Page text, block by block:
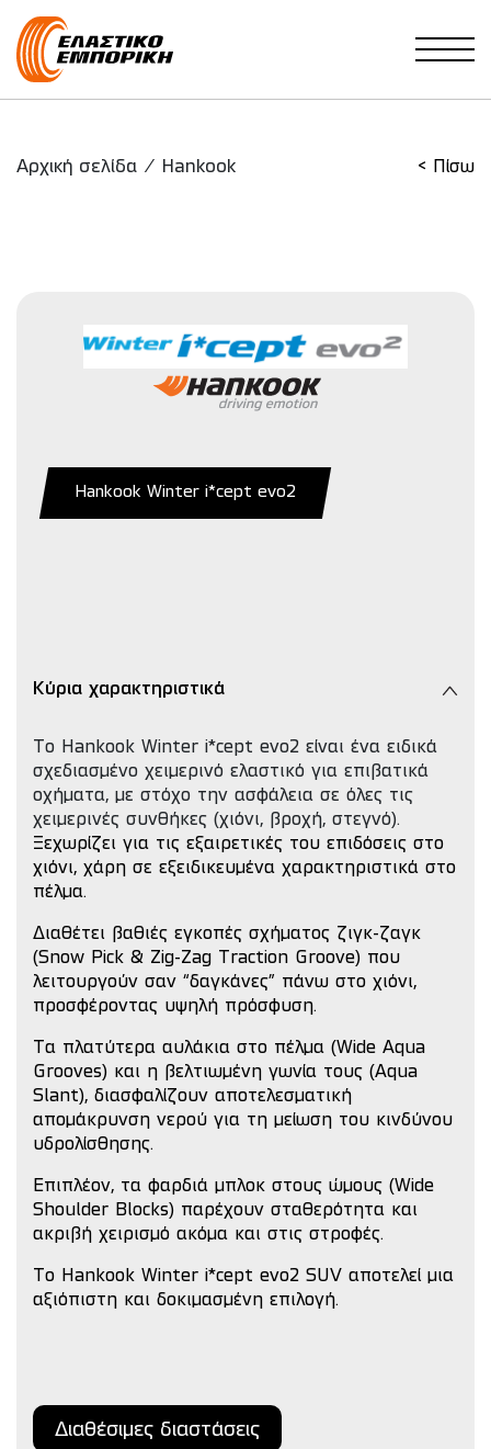
Main Navigation
Αρχική σελίδα / Hankook < Πίσω
Hankook Winter i*cept evo2
Κύρια χαρακτηριστικά
Το Hankook Winter i*cept evo2 είναι ένα ειδικά
σχεδιασμένο χειμερινό ελαστικό για επιβατικά
οχήματα, με στόχο την ασφάλεια σε όλες τις
χειμερινές συνθήκες (χιόνι, βροχή, στεγνό).
Ξεχωρίζει για τις εξαιρετικές του επιδόσεις στο
χιόνι, χάρη σε εξειδικευμένα χαρακτηριστικά στο
πέλμα.
Διαθέτει βαθιές εγκοπές σχήματος ζιγκ-ζαγκ
(Snow Pick & Zig-Zag Traction Groove) που
λειτουργούν σαν “δαγκάνες” πάνω στο χιόνι,
προσφέροντας υψηλή πρόσφυση.
Τα πλατύτερα αυλάκια στο πέλμα (Wide Aqua
Grooves) και η βελτιωμένη γωνία τους (Aqua
Slant), διασφαλίζουν αποτελεσματική
απομάκρυνση νερού για τη μείωση του κινδύνου
υδρολίσθησης.
Επιπλέον, τα φαρδιά μπλοκ στους ώμους (Wide
Shoulder Blocks) παρέχουν σταθερότητα και
ακριβή χειρισμό ακόμα και στις στροφές.
Το Hankook Winter i*cept evo2 SUV αποτελεί μια
αξιόπιστη και δοκιμασμένη επιλογή.
Διαθέσιμες διαστάσεις